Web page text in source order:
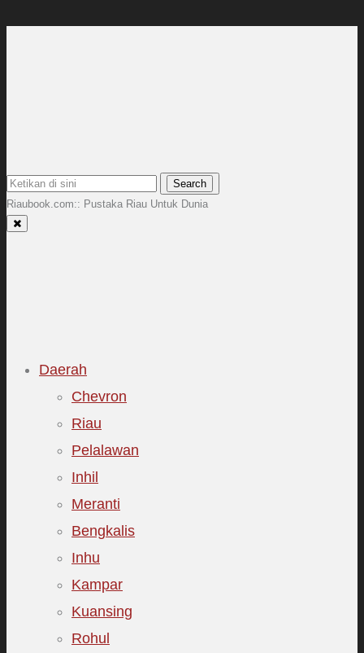
Riaubook.com:: Pustaka Riau Untuk Dunia
Daerah
Chevron
Riau
Pelalawan
Inhil
Meranti
Bengkalis
Inhu
Kampar
Kuansing
Rohul